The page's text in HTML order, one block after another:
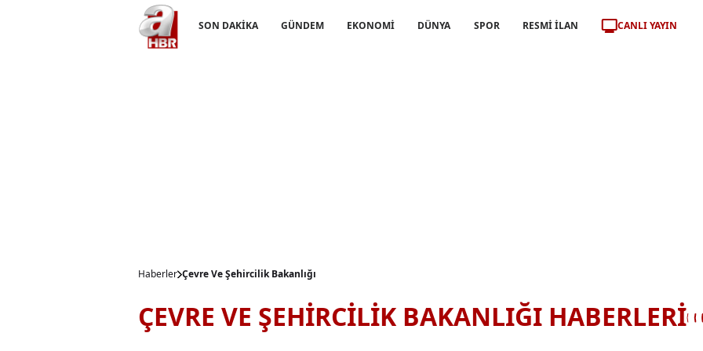
SON DAKİKA GÜNDEM EKONOMİ DÜNYA SPOR RESMİ İLAN CANLI YAYIN
Haberler Çevre Ve Şehircilik Bakanlığı
ÇEVRE VE ŞEHİRCİLİK BAKANLIĞI HABERLERİ